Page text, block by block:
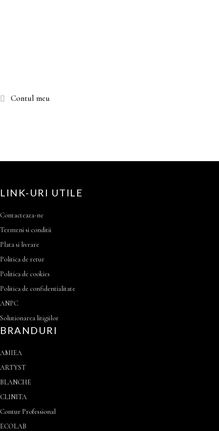
Contul meu
LINK-URI UTILE
Contacteaza-ne
Termeni si conditii
Plata si livrare
Politica de retur
Politica de cookies
Politica de confidentialitate
ANPC
Solutionarea litigiilor
BRANDURI
AMIEA
ARTYST
BLANCHE
CLINITA
Contur Professional
ECOLAB